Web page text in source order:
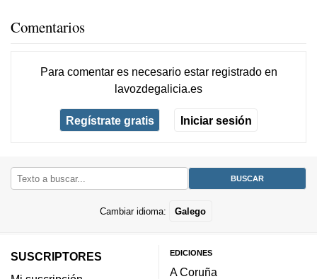
Comentarios
Para comentar es necesario estar registradoen
lavozdegalicia.es
Regístrate gratis Iniciar sesión
Cambiar idioma: Galego
SUSCRIPTORES
EDICIONES
A Coruña